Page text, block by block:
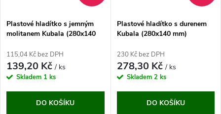
p
r
o
s
p
r
o
Plastové hladítko s jemným
molitanem Kubala (280x140
115,04 Kč bez DPH
139,20 Kč/ ks
Skladem 1 ks
DO KOŠÍKU
Plastové hladítko s durenem
Kubala (280x140 mm)
230 Kč bez DPH
278,30 Kč/ ks
Skladem 2 ks
DO KOŠÍKU